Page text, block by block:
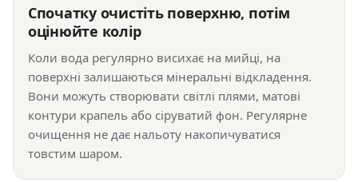
Спочатку очистіть поверхню, потім
оцінюйте колір
Коли вода регулярно висихає на мийці, на
поверхні залишаються мінеральні відкладення.
Вони можуть створювати світлі плями, матові
контури крапель або сіруватий фон. Регулярне
очищення не дає нальоту накопичуватися
товстим шаром.